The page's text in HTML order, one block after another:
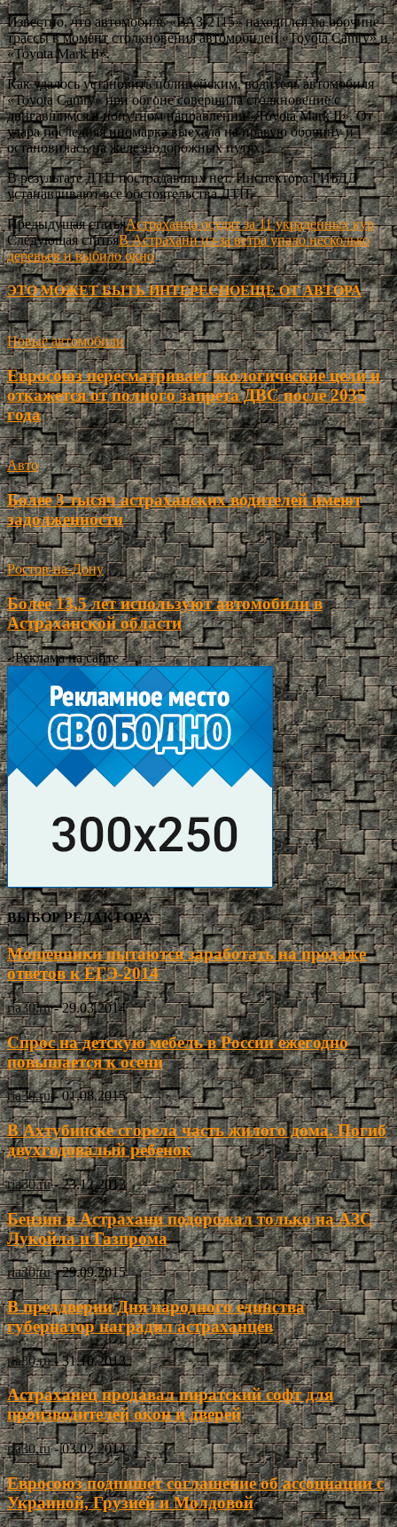
Известно, что автомобиль «ВАЗ-2115» находился на обочине
трассы в момент столкновения автомобилей «Toyota Camry» и
«Toyota Mark II».
Как удалось установить полицейским, водитель автомобиля
«Toyota Camry» при обгоне совершила столкновение с
двигавшимся в попутном направлении «Toyota Mark II». От
удара последняя иномарка выехала на правую обочину и
остановилась на железнодорожных путях.
В результате ДТП пострадавших нет. Инспектора ГИБДД
устанавливают все обстоятельства ДТП.
Предыдущая статьяАстраханца осудят за 11 украденных кур
Следующая статьяВ Астрахани из-за ветра упало несколько
деревьев и выбило окно
ЭТО МОЖЕТ БЫТЬ ИНТЕРЕСНОЕЩЕ ОТ АВТОРА
Новые автомобили
Евросоюз пересматривает экологические цели и
откажется от полного запрета ДВС после 2035
года
Авто
Более 3 тысяч астраханских водителей имеют
задолженности
Ростов-на-Дону
Более 13,5 лет используют автомобили в
Астраханской области
- Реклама на сайте -
ВЫБОР РЕДАКТОРА
Мошенники пытаются заработать на продаже
ответов к ЕГЭ-2014
ria30.ru - 29.03.2014
Спрос на детскую мебель в России ежегодно
повышается к осени
ria30.ru - 01.08.2015
В Ахтубинске сгорела часть жилого дома. Погиб
двухгодовалый ребенок
ria30.ru - 23.12.2013
Бензин в Астрахани подорожал только на АЗС
Лукойла и Газпрома
ria30.ru - 29.09.2015
В преддверии Дня народного единства
губернатор наградил астраханцев
ria30.ru - 31.10.2013
Астраханец продавал пиратский софт для
производителей окон и дверей
ria30.ru - 03.02.2014
Евросоюз подпишет соглашение об ассоциации с
Украиной, Грузией и Молдовой